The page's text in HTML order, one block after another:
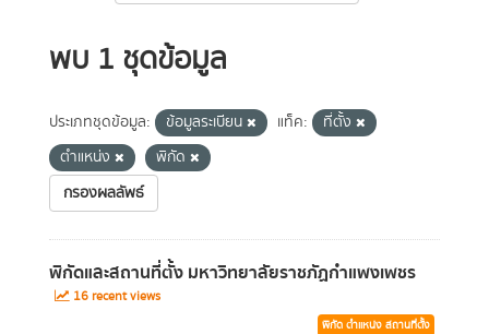
พบ 1 ชุดข้อมูล
ประเภทชุดข้อมูล: ข้อมูลระเบียน แท็ค:
ที่ตั้ง
ตำแหน่ง
พิกัด
กรองผลลัพธ์
พิกัดและสถานที่ตั้ง มหาวิทยาลัยราชภัฏกำแพงเพชร
16 recent views
พิกัด ตำแหน่ง สถานที่ตั้ง